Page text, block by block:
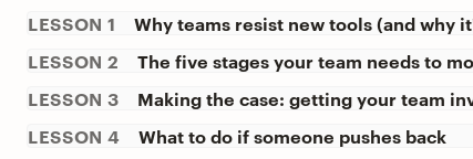
LESSON 1
Why teams resist new tools (and why
LESSON 2
The five stages your team needs to
LESSON 3
Making the case: getting your team
LESSON 4
What to do if someone pushes back